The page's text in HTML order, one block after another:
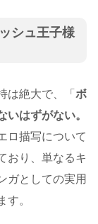
シュ王子様
は絶大で、「 ボ
はずがない。
ロ描写について
おり、単なるキ
ガとしての実用
す。